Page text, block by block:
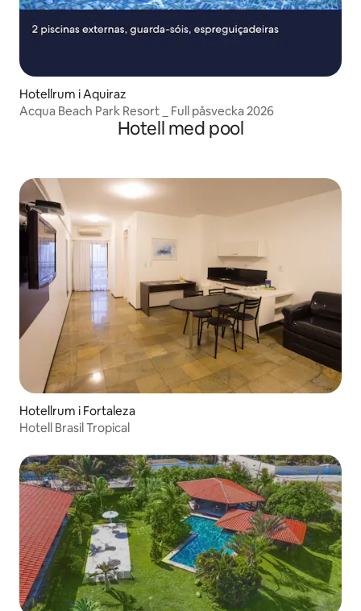
Hotellrum i Aquiraz
Acqua Beach Park Resort _ Full påsvecka 2026
Hotell med pool
Hotellrum i Fortaleza
Hotell Brasil Tropical